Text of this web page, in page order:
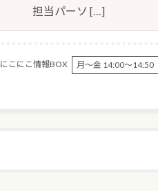
担当パーソ […]
にこにこ情報BOX 月～金 14:00～14:50